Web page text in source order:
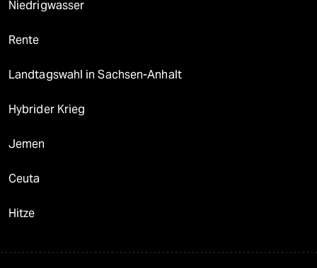
Niedrigwasser
Rente
Landtagswahl in Sachsen-Anhalt
Hybrider Krieg
Jemen
Ceuta
Hitze